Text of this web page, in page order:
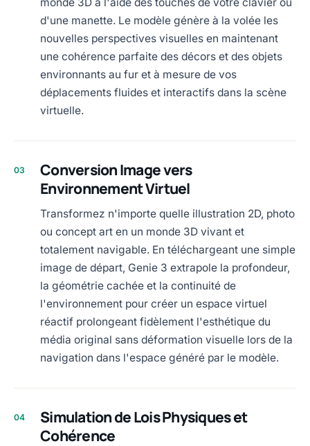
d'une manette. Le modèle génère à la volée les
nouvelles perspectives visuelles en maintenant
une cohérence parfaite des décors et des objets
environnants au fur et à mesure de vos
déplacements fluides et interactifs dans la scène
virtuelle.
03
Conversion Image vers
Environnement Virtuel
Transformez n'importe quelle illustration 2D, photo
ou concept art en un monde 3D vivant et
totalement navigable. En téléchargeant une simple
image de départ, Genie 3 extrapole la profondeur,
la géométrie cachée et la continuité de
l'environnement pour créer un espace virtuel
réactif prolongeant fidèlement l'esthétique du
média original sans déformation visuelle lors de la
navigation dans l'espace généré par le modèle.
04
Simulation de Lois Physiques et
Cohérence